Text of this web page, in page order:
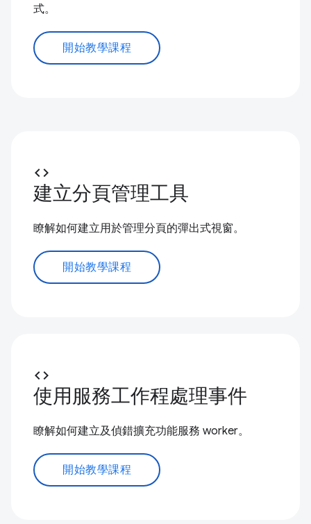
式。
開始教學課程
code
建立分頁管理工具
瞭解如何建立用於管理分頁的彈出式視窗。
開始教學課程
code
使用服務工作程處理事件
瞭解如何建立及偵錯擴充功能服務 worker。
開始教學課程